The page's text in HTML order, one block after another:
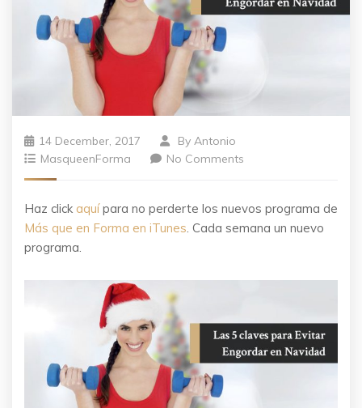
14 December, 2017 By Antonio
MasqueenForma
No Comments
Haz click aquípara no perderte los nuevos programa de
Más que en Forma en iTunes. Cada semana un nuevo
programa.